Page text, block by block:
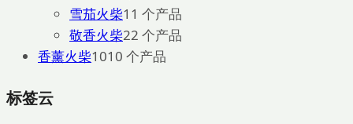
雪茄火柴1 1 个产品
敬香火柴22 个产品
香薰火柴1010 个产品
标签云